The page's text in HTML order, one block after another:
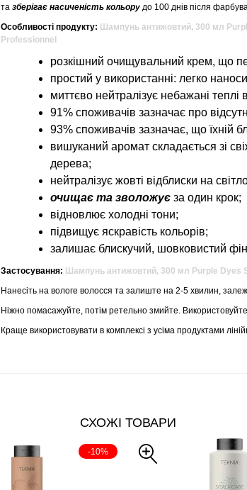
та зберігає насиченість кольору до 100 днів після
Особливості продукту: Шампунь антижовтий, 300 мл
Professionnel
розкішний очищувальний крем, що
простий у використанні: легко
миттєво нейтралізує небажані теплі
91% споживачів зазначає про
93% споживачів зазначає, що їхній
вишуканий аромат складається зі
дерева;
нейтралізує жовті відблиски на
очищає та зволожує за один крок;
відновлює холодні тони;
підвищує яскравість кольорів;
залишає блискучий, шовковистий
Застосування: Шампунь антижовтий, 300 мл Purple Dyes
Нанесіть на вологе волосся та залиште на 2-5 хвилин,
Ніжно помасажуйте, потім ретельно змийте.
Краще використовувати в комплексі з усіма продуктами
СХОЖІ ТОВАРИ
-10%